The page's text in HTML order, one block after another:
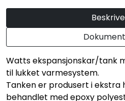
Watts ekspansjonskar/tank
til lukket varmesystem.
Tanken er produsert i ekstra
behandlet med epoxy